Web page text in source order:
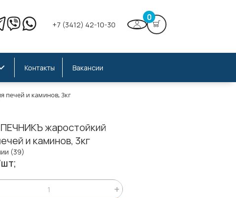
+7 (3412) 42-10-30
0
Контакты Вакансии
печей и каминов, 3кг
жаростойкий
и каминов, 3кг
(39)